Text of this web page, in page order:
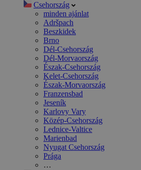
Csehország
minden ajánlat
Adršpach
Beszkidek
Brno
Dél-Csehország
Dél-Morvaország
Észak-Csehország
Kelet-Csehország
Észak-Morvaország
Franzensbad
Jeseník
Karlovy Vary
Közép-Csehország
Lednice-Valtice
Marienbad
Nyugat Csehország
Prága
…